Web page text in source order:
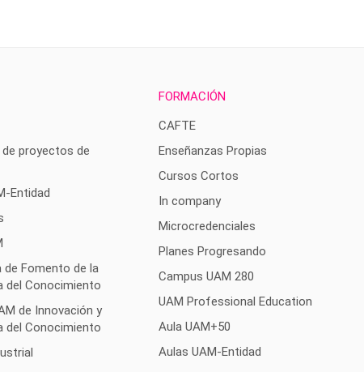
proyectos de
Entidad
de Fomento de la
del Conocimiento
de Innovación y
del Conocimiento
FORMACIÓN
CAFTE
Enseñanzas Propias
Cursos Cortos
In company
Microcredenciales
Planes Progresando
Campus UAM 280
UAM Professional Education
Aula UAM+50
Aulas UAM-Entidad